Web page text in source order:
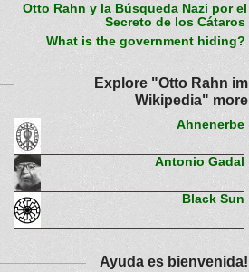
Otto Rahn y la Búsqueda Nazi por el
Secreto de los Cátaros
What is the government hiding?
Explore "Otto Rahn im
Wikipedia" more
Ahnenerbe
Antonio Gadal
Black Sun
Ayuda es bienvenida!